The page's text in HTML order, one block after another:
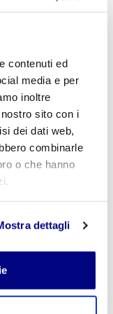
contenuti ed
media e per
inoltre
sito con i
dei dati web,
combinarle
o che hanno
dettagli
*